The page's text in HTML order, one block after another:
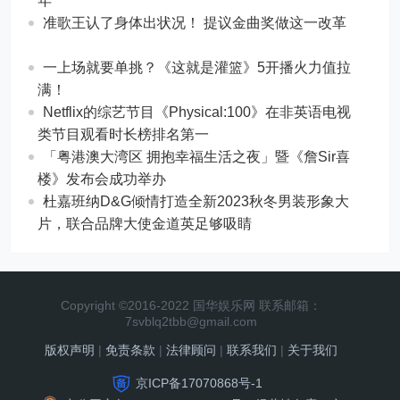
准歌王认了身体出状况！ 提议金曲奖做这一改革
一上场就要单挑？《这就是灌篮》5开播火力值拉
满！
Netflix的综艺节目《Physical:100》在非英语电视
类节目观看时长榜排名第一
「粤港澳大湾区 拥抱幸福生活之夜」暨《詹Sir喜
楼》发布会成功举办
杜嘉班纳D&G倾情打造全新2023秋冬男装形象大
片，联合品牌大使金道英足够吸睛
Copyright ©2016-2022 国华娱乐网 联系邮箱：
7svblq2tbb@gmail.com
版权声明 | 免责条款 | 法律顾问 | 联系我们 | 关于我们
京ICP备17070868号-1